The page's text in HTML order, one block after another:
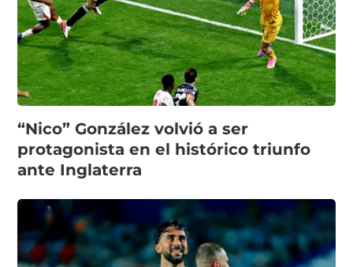
“Nico” González volvió a ser
protagonista en el histórico triunfo
ante Inglaterra